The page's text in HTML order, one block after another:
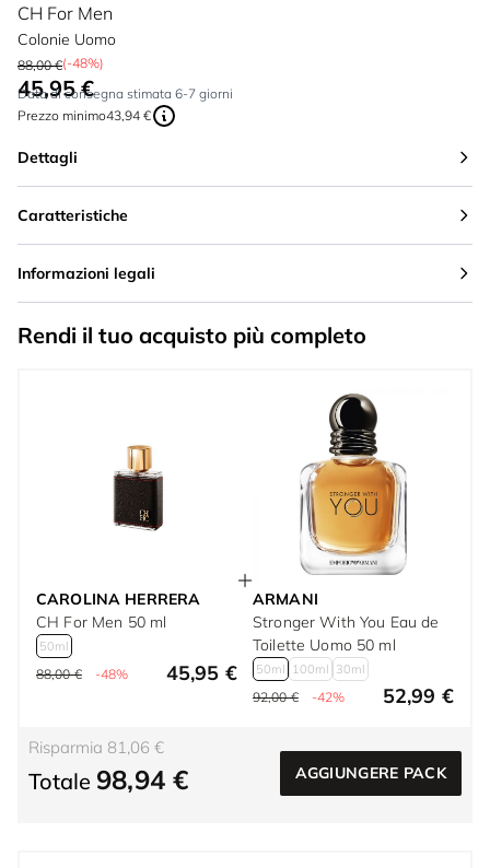
CH For Men
Colonie Uomo
88,00 €(-48%)
A partire da:
45,95 €
Data di consegna stimata 6-7 giorni
Prezzo minimo43,94 €
Dettagli
Caratteristiche
Informazioni legali
Rendi il tuo acquisto più completo
CAROLINA HERRERA
CH For Men 50 ml
50ml
88,00 € -48% 45,95 €
ARMANI
Stronger With You Eau de
Toilette Uomo 50 ml
50ml 100ml 30ml
92,00 € -42% 52,99 €
Risparmia 81,06 €
Totale 98,94 € AGGIUNGERE PACK